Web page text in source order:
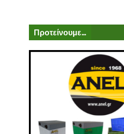
Προτείνουμε...